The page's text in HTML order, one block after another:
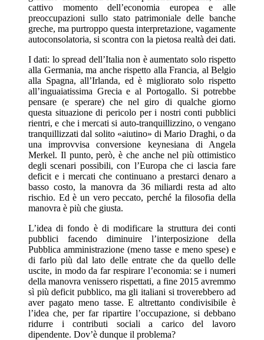
cattivo momento dell’economia europea e alle
preoccupazioni sullo stato patrimoniale delle banche
greche, ma purtroppo questa interpretazione, vagamente
autoconsolatoria, si scontra con la pietosa realtà dei dati.
I dati: lo spread dell’Italia non è aumentato solo rispetto
alla Germania, ma anche rispetto alla Francia, al Belgio
alla Spagna, all’Irlanda, ed è migliorato solo rispetto
all’inguaiatissima Grecia e al Portogallo. Si potrebbe
pensare (e sperare) che nel giro di qualche giorno
questa situazione di pericolo per i nostri conti pubblici
rientri, e che i mercati si auto-tranquillizzino, o vengano
tranquillizzati dal solito «aiutino» di Mario Draghi, o da
una improvvisa conversione keynesiana di Angela
Merkel. Il punto, però, è che anche nel più ottimistico
degli scenari possibili, con l’Europa che ci lascia fare
deficit e i mercati che continuano a prestarci denaro a
basso costo, la manovra da 36 miliardi resta ad alto
rischio. Ed è un vero peccato, perché la filosofia della
manovra è più che giusta.
L’idea di fondo è di modificare la struttura dei conti
pubblici facendo diminuire l’interposizione della
Pubblica amministrazione (meno tasse e meno spese) e
di farlo più dal lato delle entrate che da quello delle
uscite, in modo da far respirare l’economia: se i numeri
della manovra venissero rispettati, a fine 2015 avremmo
sì più deficit pubblico, ma gli italiani si troverebbero ad
aver pagato meno tasse. E altrettanto condivisibile è
l’idea che, per far ripartire l’occupazione, si debbano
ridurre i contributi sociali a carico del lavoro
dipendente. Dov’è dunque il problema?